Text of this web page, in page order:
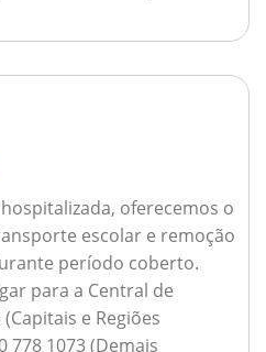
oferecemos o
escolar e remoção
período coberto.
para a Central de
e Regiões
778 1073 (Demais